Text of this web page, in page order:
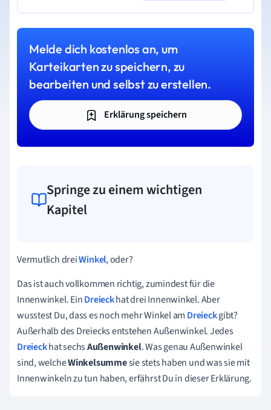
Melde dich kostenlos an, um
Karteikarten zu speichern, zu
bearbeiten und selbst zu erstellen.
Erklärung speichern
Springe zu einem wichtigen
Kapitel
Vermutlich dreiWinkel, oder?
Das ist auch vollkommen richtig, zumindest für die
Innenwinkel. EinDreieckhat drei Innenwinkel. Aber
wusstest Du, dass es noch mehr Winkel am Dreieckgibt?
Außerhalb des Dreiecks entstehen Außenwinkel. Jedes
Dreieckhat sechsAußenwinkel. Was genau Außenwinkel
sind, welcheWinkelsummesie stets haben und was sie mit
Innenwinkeln zu tun haben, erfährst Du in dieser Erklärung.